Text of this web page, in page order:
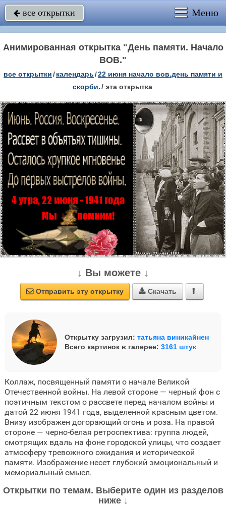
 все открытки Меню
Анимированная открытка "День памяти. Начало
ВОВ."
все открытки/календарь/22 июня начало вов.день памяти и
скорби./ эта открытка
↓ Вы можете ↓
 Отправить эту открытку  Скачать 
Открытку загрузил: татьяна виникайнен
Всего картинок в галерее: 3161 штук
Коллаж, посвященный памяти о начале Великой
Отечественной войны. На левой стороне — черный фон с
поэтичным текстом о рассвете перед началом войны и
датой 22 июня 1941 года, выделенной красным цветом.
Внизу изображен догорающий огонь и роза. На правой
стороне — черно-белая ретроспектива: группа людей,
смотрящих вдаль на фоне городской улицы, что создает
атмосферу тревожного ожидания и исторической
памяти. Изображение несет глубокий эмоциональный и
мемориальный смысл.
Открытки по темам. Выберите один из разделов
ниже ↓